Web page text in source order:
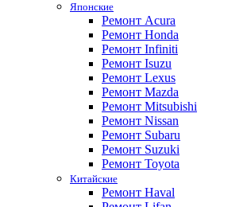
Японские
Ремонт Acura
Ремонт Honda
Ремонт Infiniti
Ремонт Isuzu
Ремонт Lexus
Ремонт Mazda
Ремонт Mitsubishi
Ремонт Nissan
Ремонт Subaru
Ремонт Suzuki
Ремонт Toyota
Китайские
Ремонт Haval